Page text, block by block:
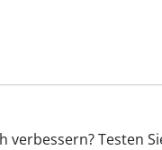
Testen